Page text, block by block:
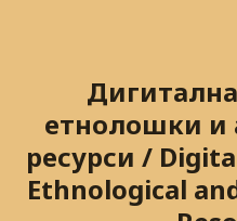
етнолошки и
ресурси /
Ethnological